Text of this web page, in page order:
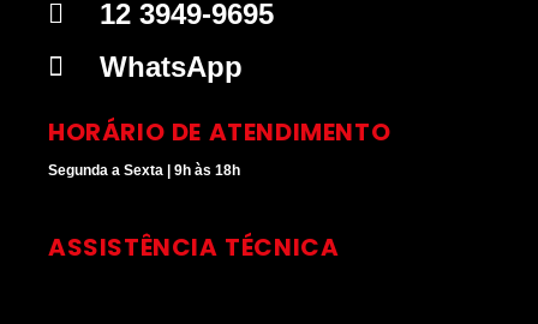
r
a
i
n
e
12 3949-9695
WhatsApp
HORÁRIO DE ATENDIMENTO
Segunda a Sexta | 9h às 18h
ASSISTÊNCIA TÉCNICA